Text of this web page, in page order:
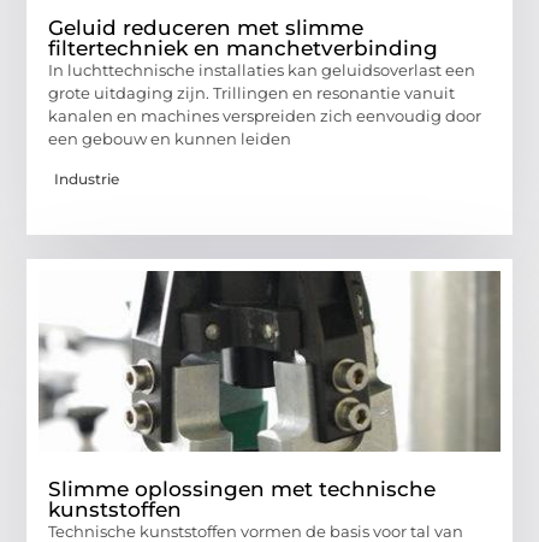
Geluid reduceren met slimme
filtertechniek en manchetverbinding
In luchttechnische installaties kan geluidsoverlast een
grote uitdaging zijn. Trillingen en resonantie vanuit
kanalen en machines verspreiden zich eenvoudig door
een gebouw en kunnen leiden
Industrie
Slimme oplossingen met technische
kunststoffen
Technische kunststoffen vormen de basis voor tal van